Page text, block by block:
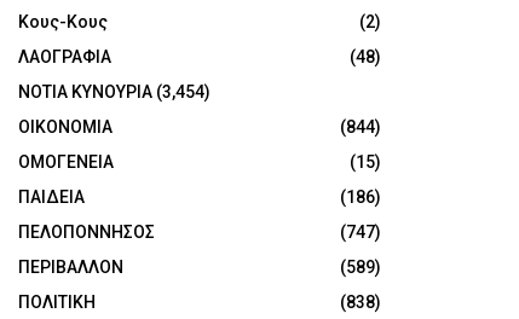
Κους-Κους
(2)
ΛΑΟΓΡΑΦΙΑ
(48)
ΝΟΤΙΑ ΚΥΝΟΥΡΙΑ (3,454)
ΟΙΚΟΝΟΜΙΑ
(844)
ΟΜΟΓΕΝΕΙΑ
(15)
ΠΑΙΔΕΙΑ
(186)
ΠΕΛΟΠΟΝΝΗΣΟΣ
(747)
ΠΕΡΙΒΑΛΛΟΝ
(589)
ΠΟΛΙΤΙΚΗ
(838)